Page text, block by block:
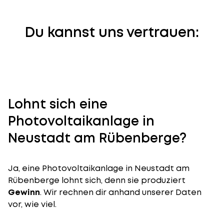
Du kannst uns vertrauen:
Lohnt sich eine
Photovoltaikanlage in
Neustadt am Rübenberge?
Ja, eine Photovoltaikanlage in Neustadt am
Rübenberge lohnt sich, denn sie produziert
Gewinn. Wir rechnen dir anhand unserer Daten
vor, wie viel.